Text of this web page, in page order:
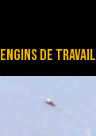
ENGINS DE TRAVAIL